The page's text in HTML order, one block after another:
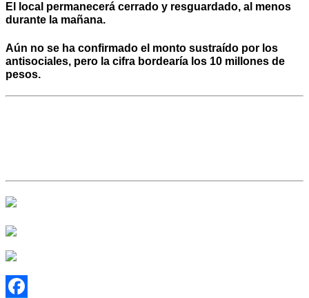
El local permanecerá cerrado y resguardado, al menos
durante la mañana.
Aún no se ha confirmado el monto sustraído por los
antisociales, pero la cifra bordearía los 10 millones de
pesos.